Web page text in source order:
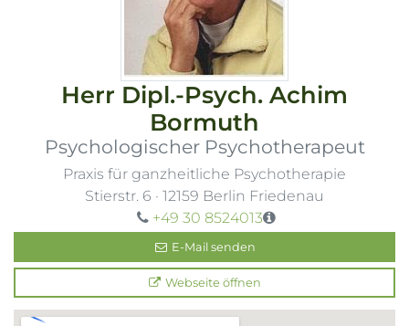
Herr Dipl.-Psych. Achim
Bormuth
Psychologischer Psychotherapeut
Praxis für ganzheitliche Psychotherapie
Stierstr. 6 · 12159 Berlin Friedenau
+49 30 8524013
E-Mail senden
Webseite öffnen